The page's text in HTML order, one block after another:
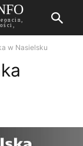
w Nasielsku